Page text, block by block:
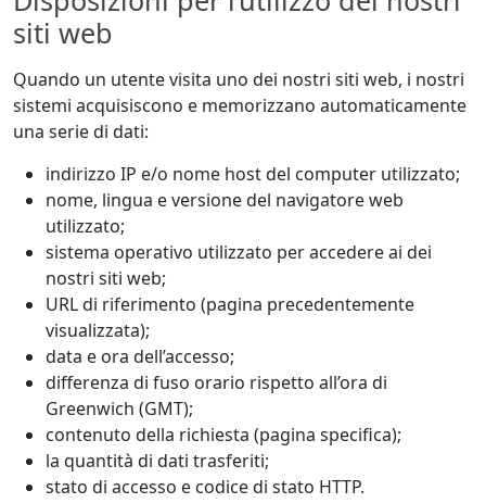
siti web
Quando un utente visita uno dei nostri siti web, i nostri
sistemi acquisiscono e memorizzano automaticamente
una serie di dati:
indirizzo IP e/o nome host del computer utilizzato;
nome, lingua e versione del navigatore web
utilizzato;
sistema operativo utilizzato per accedere ai dei
nostri siti web;
URL di riferimento (pagina precedentemente
visualizzata);
data e ora dell’accesso;
differenza di fuso orario rispetto all’ora di
Greenwich (GMT);
contenuto della richiesta (pagina specifica);
la quantità di dati trasferiti;
stato di accesso e codice di stato HTTP.